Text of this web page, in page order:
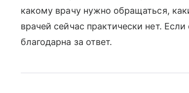
какому врачу нужно обращаться,
врачей сейчас практически нет.
благодарна за ответ.